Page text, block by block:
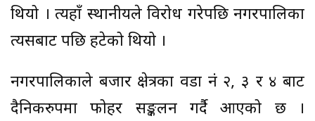
थियो । त्यहाँ स्थानीयले विरोध गरेपछि नगरपालिका
त्यसबाट पछि हटेको थियो ।
नगरपालिकाले बजार क्षेत्रका वडा नं २, ३ र ४ बाट
दैनिकरुपमा फोहर सङ्कलन गर्दै आएको छ ।